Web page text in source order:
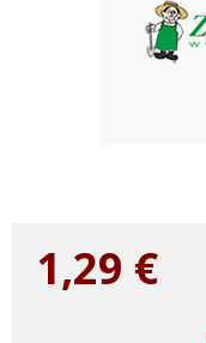
1,29 €